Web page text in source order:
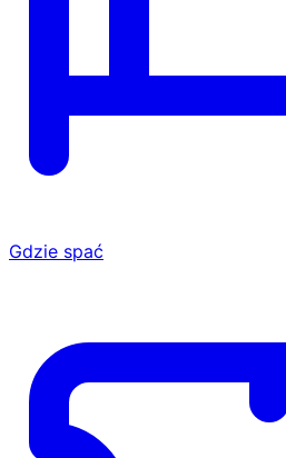
Gdzie spać